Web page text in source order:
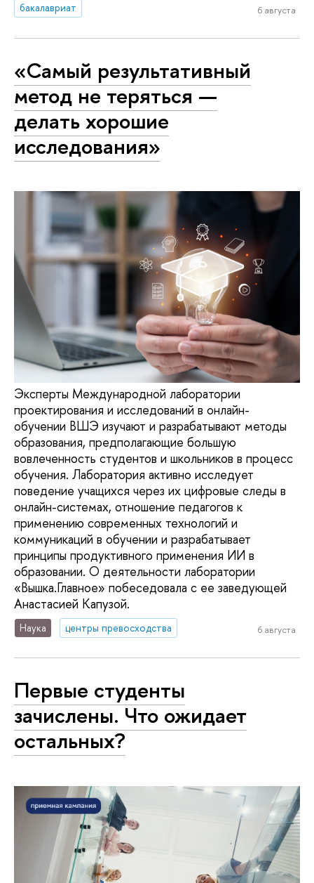
бакалавриат
6 августа
«Самый результативный
метод не теряться —
делать хорошие
исследования»
Эксперты Международной лаборатории
проектирования и исследований в онлайн-
обучении ВШЭ изучают и разрабатывают методы
образования, предполагающие большую
вовлеченность студентов и школьников в процесс
обучения. Лаборатория активно исследует
поведение учащихся через их цифровые следы в
онлайн-системах, отношение педагогов к
применению современных технологий и
коммуникаций в обучении и разрабатывает
принципы продуктивного применения ИИ в
образовании. О деятельности лаборатории
«Вышка.Главное» побеседовала с ее заведующей
Анастасией Капузой.
Наука центры превосходства 6 августа
Первые студенты
зачислены. Что ожидает
остальных?